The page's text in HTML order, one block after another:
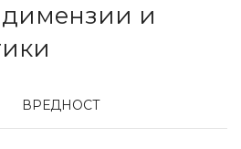
димензии и
ВРЕДНОСТ